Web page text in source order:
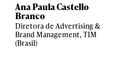
Ana Paula Castello
Branco
Diretora de Advertising &
Brand Management, TIM
(Brasil)